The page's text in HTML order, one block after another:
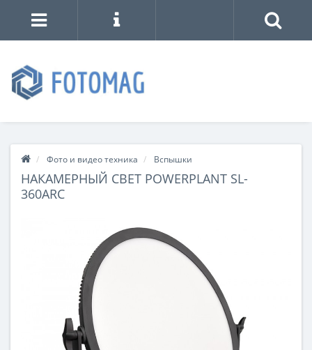
Фото и видео техника Вспышки
НАКАМЕРНЫЙ СВЕТ POWERPLANT SL-
360ARC